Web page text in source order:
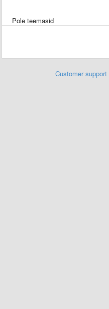
Pole teemasid
Customer